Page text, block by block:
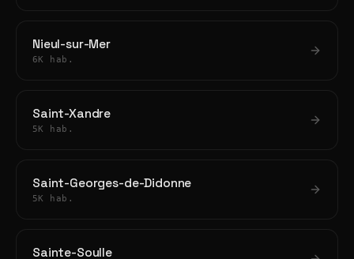
Nieul-sur-Mer
6K hab.
Saint-Xandre
5K hab.
Saint-Georges-de-Didonne
5K hab.
Sainte-Soulle